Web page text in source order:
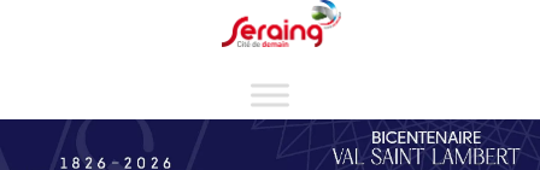
Cookies management panel